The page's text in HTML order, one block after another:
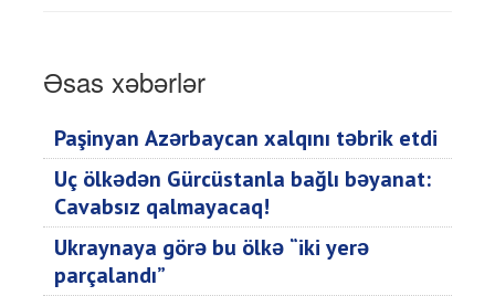
Əsas xəbərlər
Paşinyan Azərbaycan xalqını təbrik etdi
Üç ölkədən Gürcüstanla bağlı bəyanat:
Cavabsız qalmayacaq!
Ukraynaya görə bu ölkə “iki yerə
parçalandı”